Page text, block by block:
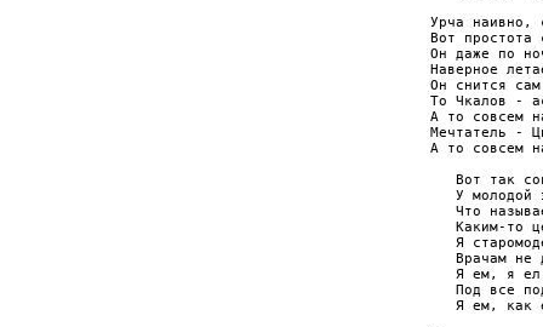
Урча наивно,
Вот простота
Он даже по
Наверное
Он снится
То Чкалов -
А то совсем
Мечтатель -
А то совсем
Вот так
У молодой
Что
Каким-то
Я
Врачам не
Я ем, я
Под все
Я ем, как